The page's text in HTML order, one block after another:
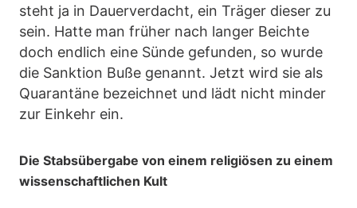
steht ja in Dauerverdacht, ein Träger dieser zu
sein. Hatte man früher nach langer Beichte
doch endlich eine Sünde gefunden, so wurde
die Sanktion Buße genannt. Jetzt wird sie als
Quarantäne bezeichnet und lädt nicht minder
zur Einkehr ein.
Die Stabsübergabe von einem religiösen zu einem
wissenschaftlichen Kult